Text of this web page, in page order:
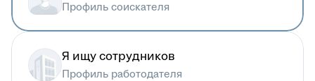
Профиль соискателя
Я ищу сотрудников
Профиль работодателя